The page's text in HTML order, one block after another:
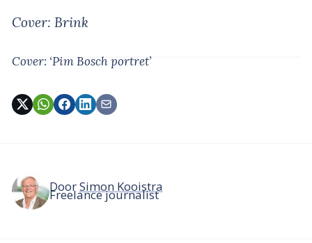
Cover: Brink
Cover: ‘Pim Bosch portret’
DoorSimon Kooistra
Freelance journalist